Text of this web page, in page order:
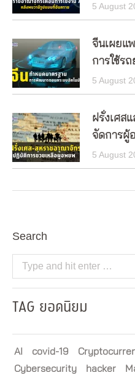
5 August
จีนเผยแ
การใช้ร
5 August
ฝรั่งเศส
จัดการผู้
5 August
Search
Search:
TAG ยอดนิยม
AI covid-19
Cybersecurity
hacker